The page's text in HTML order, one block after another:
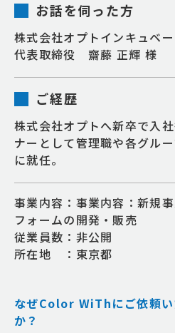
お話を伺った方
株式会社オプトインキュベ
代表取締役 齋藤 正輝 様
ご経歴
株式会社オプトへ新卒で入
ナーとして管理職や各グル
に就任。
事業内容：事業内容：新規
フォームの開発・販売
従業員数：非公開
所在地 ：東京都
なぜColor WiThにご依頼い
か？